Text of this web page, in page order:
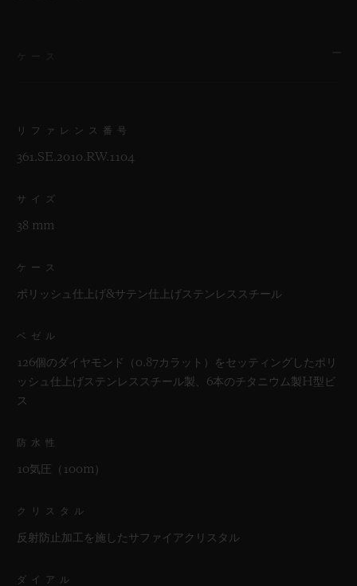
リファレンス番号
361.SE.2010.RW.1104
サイズ
38 mm
ケース
ポリッシュ仕上げ&サテン仕上げステンレススチール
ベゼル
126個のダイヤモンド（0.87カラット）をセッティングしたポリ
ッシュ仕上げステンレススチール製、6本のチタニウム製H型ビ
ス
防水性
10気圧（100m）
クリスタル
反射防止加工を施したサファイアクリスタル
ダイアル